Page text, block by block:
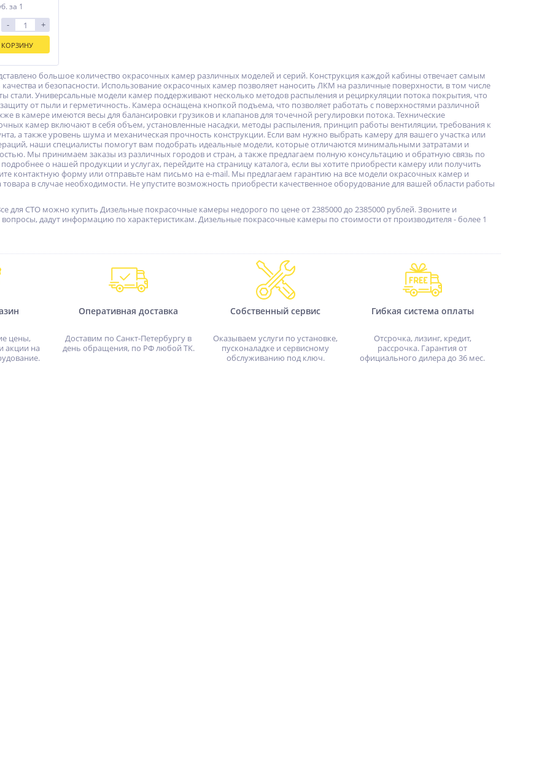
за 1
- +
КОРЗИНУ
большое количество окрасочных камер различных моделей и серий. Конструкция каждой кабины отвечает самым
и безопасности. Использование окрасочных камер позволяет наносить ЛКМ на различные поверхности, в том числе
стали. Универсальные модели камер поддерживают несколько методов распыления и рециркуляции потока покрытия, что
от пыли и герметичность. Камера оснащена кнопкой подъема, что позволяет работать с поверхностями различной
в камере имеются весы для балансировки грузиков и клапанов для точечной регулировки потока. Технические
камер включают в себя объем, установленные насадки, методы распыления, принцип работы вентиляции, требования к
а также уровень шума и механическая прочность конструкции. Если вам нужно выбрать камеру для вашего участка или
наши специалисты помогут вам подобрать идеальные модели, которые отличаются минимальными затратами и
Мы принимаем заказы из различных городов и стран, а также предлагаем полную консультацию и обратную связь по
о нашей продукции и услугах, перейдите на страницу каталога, если вы хотите приобрести камеру или получить
контактную форму или отправьте нам письмо на e-mail. Мы предлагаем гарантию на все модели окрасочных камер и
в случае необходимости. Не упустите возможность приобрести качественное оборудование для вашей области работы
для СТО можно купить Дизельные покрасочные камеры недорого по цене от 2385000 до 2385000 рублей. Звоните и
дадут информацию по характеристикам. Дизельные покрасочные камеры по стоимости от производителя - более 1
цены,
акции на
Оперативная доставка
Доставим по Санкт-Петербургу в
день обращения, по РФ любой ТК.
Собственный сервис
Оказываем услуги по установке,
пусконаладке и сервисному
обслуживанию под ключ.
Гибкая система оплаты
Отсрочка, лизинг, кредит,
рассрочка. Гарантия от
официального дилера до 36 мес.